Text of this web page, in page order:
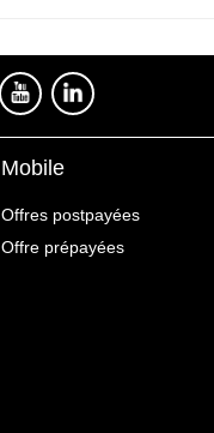
Mobile
Offres postpayées
Offre prépayées